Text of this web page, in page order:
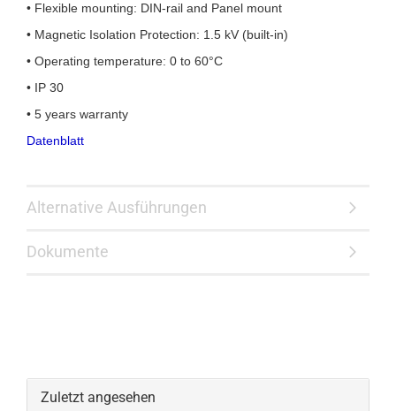
• Flexible mounting: DIN-rail and Panel mount
• Magnetic Isolation Protection: 1.5 kV (built-in)
• Operating temperature: 0 to 60°C
• IP 30
• 5 years warranty
Datenblatt
Alternative Ausführungen
Dokumente
Zuletzt angesehen